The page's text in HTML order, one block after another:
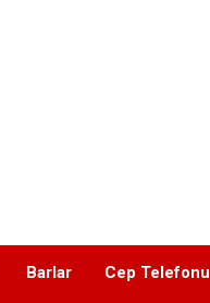
Barlar Cep Telefonu